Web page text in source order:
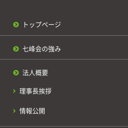
トップページ
七峰会の強み
法人概要
理事長挨拶
情報公開